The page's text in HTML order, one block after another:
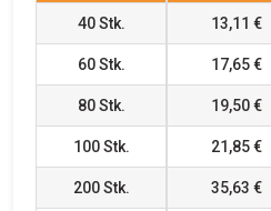
40Stk. 13,11 €
60Stk. 17,65 €
80Stk. 19,50 €
100Stk. 21,85 €
200Stk. 35,63 €